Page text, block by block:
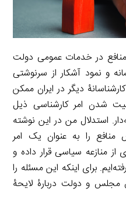
در خدمات عمومی دولت
و نمود آشکار از سرنوشتی
دیگر در ایران ممکن
شدن امر کارشناسی ذیل
استدلال من در این نوشته
منافع را به عنوان یک امر
منازعه سیاسی قرار داده و
برای اینکه این مسئله را
و دولت دربارۀ لایحۀ